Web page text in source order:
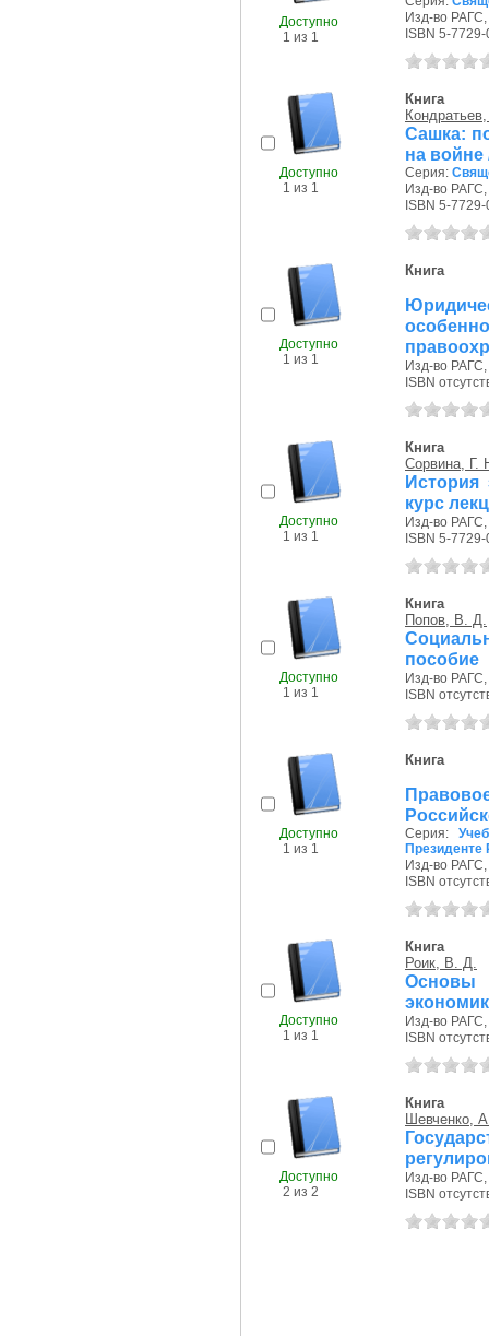
Доступно
1 из 1
Изд-во РАГС,
ISBN 5-
Доступно
1 из 1
Книга
Сашка:
на войне
Серия:
Изд-во РАГС,
ISBN 5-
Доступно
1 из 1
Книга
Изд-во РАГС,
ISBN
Доступно
1 из 1
Книга
Сорвина, Г.
История
курс
Изд-во РАГС,
ISBN 5-
Доступно
1 из 1
Книга
Попов, В. Д.
пособие
Изд-во РАГС,
ISBN
Доступно
1 из 1
Книга
Серия:
Президенте
Изд-во РАГС,
ISBN
Доступно
1 из 1
Книга
Роик, В. Д.
Основы
Изд-во РАГС,
ISBN
Доступно
2 из 2
Книга
Шевченко,
Изд-во РАГС,
ISBN